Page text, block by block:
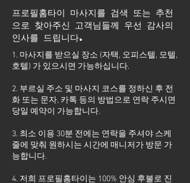
프로필홈타이 마사지를 검색 또는 추천
으로 찾아주신 고객님들께 우선 감사의
인사를 드립니다.
1. 마사지를 받으실 장소 (자택, 오피스텔, 모텔,
호텔) 가 있으시면 가능하십니다.
2. 부르실 주소 및 마사지 코스를 정하신 후 전
화 또는 문자, 카톡 등의 방법으로 연락 주시면
당일 예약이 가능합니다.
3. 최소 이용 30분 전에는 연락을 주셔야 스케
줄에 맞춰 원하시는 시간에 매니저가 방문 가
능합니다.
4. 저희 프로필홈타이는 100% 안심 후불로 진